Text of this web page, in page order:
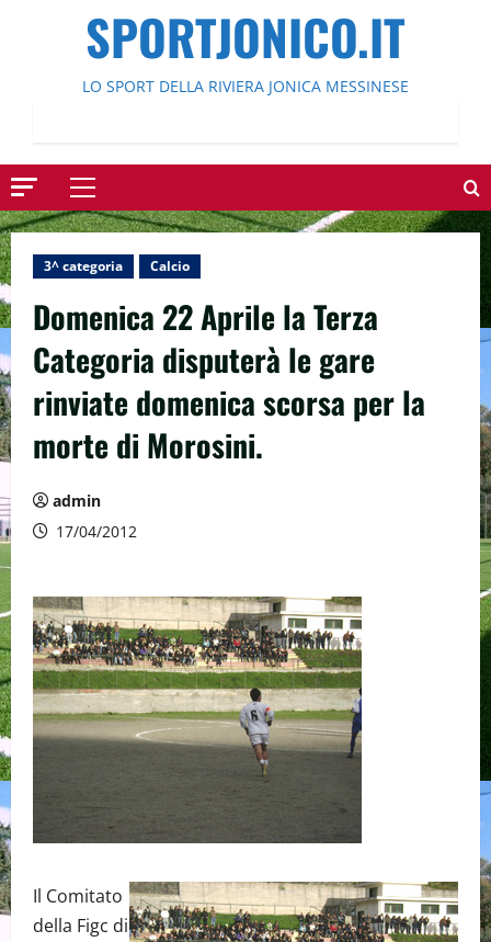
SPORTJONICO.IT
LO SPORT DELLA RIVIERA JONICA MESSINESE
Menu
principale
3^ categoria Calcio
Domenica 22 Aprile la Terza
Categoria disputerà le gare
rinviate domenica scorsa per la
morte di Morosini.
admin
17/04/2012
Il Comitato
della Figc di